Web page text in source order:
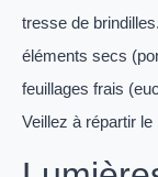
tresse de
éléments secs
feuillages frais
Veillez à répartir